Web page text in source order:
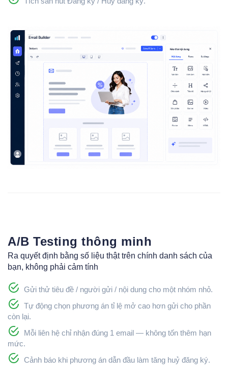
A/B Testing thông minh
Ra quyết định bằng số liệu thật trên chính danh sách của
bạn, không phải cảm tính
Gửi thử tiêu đề / người gửi / nội dung cho một nhóm nhỏ.
Tự động chọn phương án tỉ lệ mở cao hơn gửi cho phần
còn lại.
Mỗi liên hệ chỉ nhận đúng 1 email — không tốn thêm hạn
mức.
Cảnh báo khi phương án dẫn đầu làm tăng huỷ đăng ký.